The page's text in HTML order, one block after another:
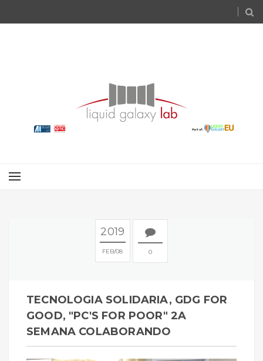
2019
FEB 08 0
TECNOLOGIA SOLIDARIA, GDG FOR
GOOD, "PC'S FOR POOR" 2A
SEMANA COLABORANDO